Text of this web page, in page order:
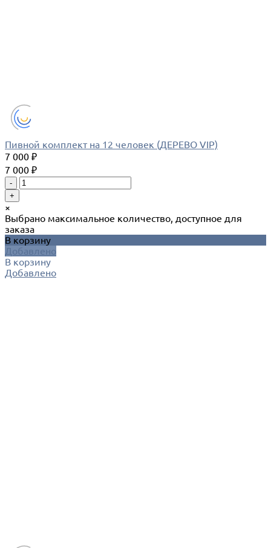
Пивной комплект на 12 человек (ДЕРЕВО VIP)
7 000 ₽
7 000 ₽
-
+
×
Выбрано максимальное количество, доступное для
заказа
В корзину
Добавлено
В корзину
Добавлено